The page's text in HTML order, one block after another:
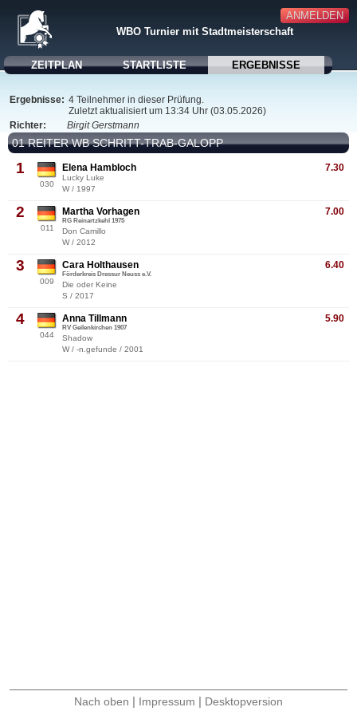
ANMELDEN
WBO Turnier mit Stadtmeisterschaft
ZEITPLAN STARTLISTE ERGEBNISSE
Ergebnisse: 4 Teilnehmer in dieser Prüfung.
Zuletzt aktualisiert um 13:34 Uhr (03.05.2026)
Richter:
Birgit Gerstmann
01 REITER WB SCHRITT-TRAB-GALOPP
1
030
7.30
Elena Hambloch
Lucky Luke
W / 1997
2
011
7.00
Martha Vorhagen
RG Reinartzkehl 1975
Don Camillo
W / 2012
3
009
6.40
Cara Holthausen
Förderkreis Dressur Neuss e.V.
Die oder Keine
S / 2017
4
044
5.90
Anna Tillmann
RV Geilenkirchen 1907
Shadow
W / -n.gefunde / 2001
Nach oben | Impressum | Desktopversion